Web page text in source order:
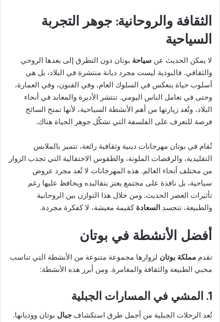
الثقافة والروحانية: جوهر التجربة
السياحية
لا يمكن الحديث عن سياحة بوتان دون التطرق إلى بعدها الروحي
والثقافي. فالبوذية ليست مجرد ديانة منتشرة في البلاد، بل هي
أسلوب حياة ينعكس في السلوك العام، وفي الفنون، وفي العمارة،
وحتى في تعامل الناس اليومي. تنتشر الأديرة والمعابد في أنحاء
البلاد، وتُعد زيارتها من أهم الأنشطة السياحية، لأنها تمنح السائح
فرصة للتعرف على الفلسفة التي تشكّل جوهر الحياة هناك.
تُقام في بوتان مهرجانات دينية وثقافية رائعة، تتميز بالملابس
التقليدية، والرقصات الملونة، والطقوس الاحتفالية التي تجذب الزوار
من مختلف أنحاء العالم. هذه المهرجانات لا تُعد مجرد عروض
سياحية، بل نافذة على مجتمع يعتز بتقاليده ويحافظ عليها رغم
تأثيرات العصر الحديث. ومن خلال هذا التوازن بين الروحانية
والطبيعة، تتجسد السعادة كقيمة معيشة، لا كفكرة مجردة.
أفضل الأنشطة في بوتان
تقدم مملكة بوتان لزوارها مجموعة متنوعة من الأنشطة التي تناسب
محبي الطبيعة والثقافة والمغامرة. ومن أبرز هذه الأنشطة:
1. المشي في المسارات الجبلية
تُعد الرحلات الجبلية من أجمل طرق استكشاف جبال بوتان ووديانها.